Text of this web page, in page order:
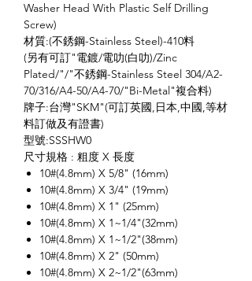
Washer Head With Plastic Self Drilling
Screw)
材質:(不銹鋼-Stainless Steel)-410料
(另有可訂"電鍍/電叻(白叻)/Zinc
Plated/"/"不銹鋼-Stainless Steel 304/A2-
70/316/A4-50/A4-70/"Bi-Metal"複合料)
牌子:台灣"SKM"(可訂英國,日本,中國,等材
料訂做及有證書)
型號:SSSHW0
尺寸規格 : 粗度 X 長度
10#(4.8mm) X 5/8" (16mm)
10#(4.8mm) X 3/4" (19mm)
10#(4.8mm) X 1" (25mm)
10#(4.8mm) X 1~1/4"(32mm)
10#(4.8mm) X 1~1/2"(38mm)
10#(4.8mm) X 2" (50mm)
10#(4.8mm) X 2~1/2"(63mm)